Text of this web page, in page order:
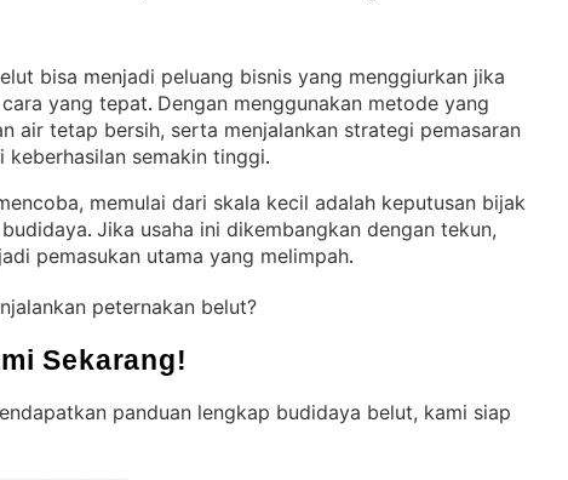
bisa menjadi peluang bisnis yang menggiurkan jika
yang tepat. Dengan menggunakan metode yang
air tetap bersih, serta menjalankan strategi pemasaran
keberhasilan semakin tinggi.
memulai dari skala kecil adalah keputusan bijak
. Jika usaha ini dikembangkan dengan tekun,
pemasukan utama yang melimpah.
peternakan belut?
Sekarang!
panduan lengkap budidaya belut, kami siap